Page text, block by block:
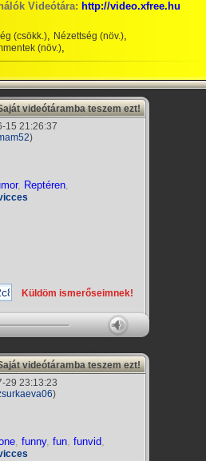
Videótára: http://video.xfree.hu
(csökk.), Nézettség (növ.),
(növ.),
videótáramba teszem ezt!
15 21:26:37
)
, Reptéren,
Küldöm ismerőseimnek!
videótáramba teszem ezt!
29 23:13:23
)
, funny, fun, funvid,